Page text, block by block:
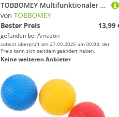
TOBBOMEY Multifunktionaler Verstellbarer Handgelenk Unterarm-Handgelenktrainer aus Robustem Pp-tpr Material Ergonomischer Griff für Effektives Krafttraining zu Hause Fitnessstudio
von TOBBOMEY
Bester Preis
13,99
gefunden bei Amazon
zuletzt überprüft am 27.09.2025 um 00:03; der
Preis kann sich seitdem geändert haben.
Keine weiteren Anbieter